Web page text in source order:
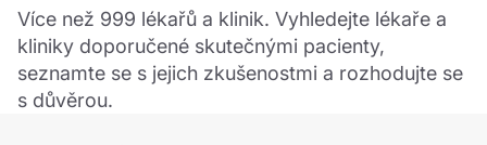
Více než 999 lékařů a klinik. Vyhledejte lékaře a
kliniky doporučené skutečnými pacienty,
seznamte se s jejich zkušenostmi a rozhodujte se
s důvěrou.